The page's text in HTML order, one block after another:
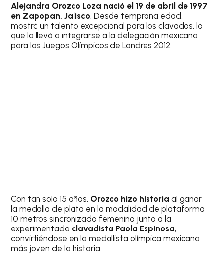
Alejandra Orozco Loza nació el 19 de abril de 1997
en Zapopan, Jalisco. Desde temprana edad,
mostró un talento excepcional para los clavados, lo
que la llevó a integrarse a la delegación mexicana
para los Juegos Olímpicos de Londres 2012.
Con tan solo 15 años, Orozco hizo historiaal ganar
la medalla de plata en la modalidad de plataforma
10 metros sincronizado femenino junto a la
experimentada clavadista Paola Espinosa,
convirtiéndose en la medallista olímpica mexicana
más joven de la historia.